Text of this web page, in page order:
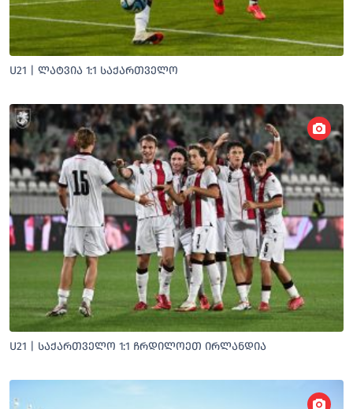
U21 | ᲚᲐᲢᲕᲘᲐ 1:1 ᲡᲐᲥᲐᲠᲗᲕᲔᲚᲝ
U21 | ᲡᲐᲥᲐᲠᲗᲕᲔᲚᲝ 1:1 ᲩᲠᲓᲘᲚᲝᲔᲗ ᲘᲠᲚᲐᲜᲓᲘᲐ